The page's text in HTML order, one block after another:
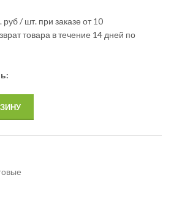
руб / шт. при заказе от 10
товара в течение 14 дней по